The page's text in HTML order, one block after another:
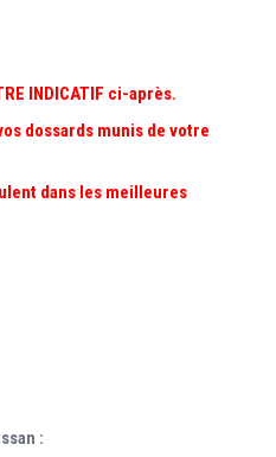
INDICATIF ci-après.
dossards munis de votre
dans les meilleures
: